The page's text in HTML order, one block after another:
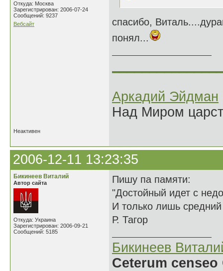
Откуда: Москва
Зарегистрирован: 2006-07-24
Сообщений: 9237
Вебсайт
спасибо,
понял...
Аркадий Эйдман
Над Миром
Неактивен
2006-12-11 13:23:35
Бикинеев Виталий
Автор сайта
Откуда: Украина
Зарегистрирован: 2006-09-21
Сообщений: 5185
Пишу па памяти:
"Достойный идет с
И только лишь
Р. Тагор
Бикинеев
Ceterum